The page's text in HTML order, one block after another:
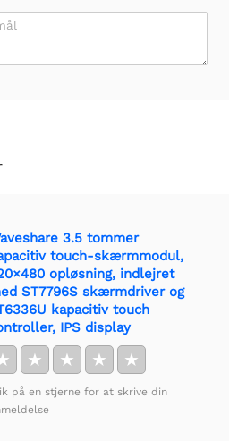
3.5 tommer
touch-skærmmodul,
opløsning, indlejret
ST7796S skærmdriver og
kapacitiv touch
IPS display
★ ★ ★ ★
på en stjerne for at skrive din